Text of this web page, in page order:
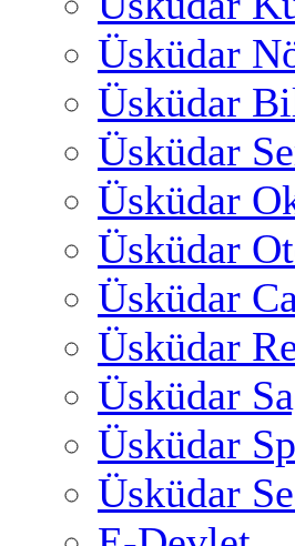
Üsküdar
Üsküdar
Üsküdar
Üsküdar
Üsküdar
Üsküdar
Üsküdar
Üsküdar
Üsküdar
Üsküdar